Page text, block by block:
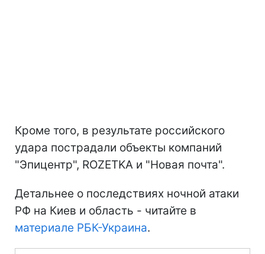
Кроме того, в результате российского
удара пострадали объекты компаний
"Эпицентр", ROZETKA и "Новая почта".
Детальнее о последствиях ночной атаки
РФ на Киев и область - читайте в
материале РБК-Украина.